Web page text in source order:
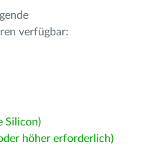
verfügbar:
Silicon)
höher erforderlich)